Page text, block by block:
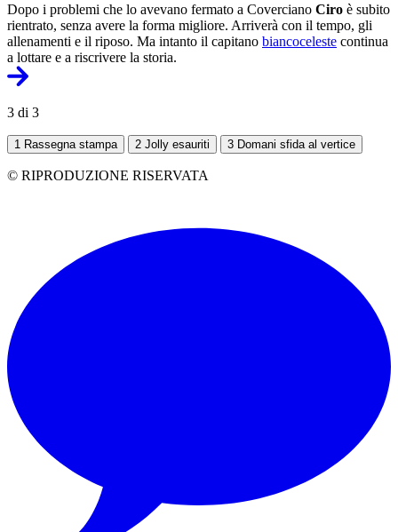
Dopo i problemi che lo avevano fermato a Coverciano Ciro è subito
rientrato, senza avere la forma migliore. Arriverà con il tempo, gli
allenamenti e il riposo. Ma intanto il capitano biancoceleste continua
a lottare e a riscrivere la storia.
3 di 3
1 Rassegna stampa 2 Jolly esauriti 3 Domani sfida al vertice
© RIPRODUZIONE RISERVATA